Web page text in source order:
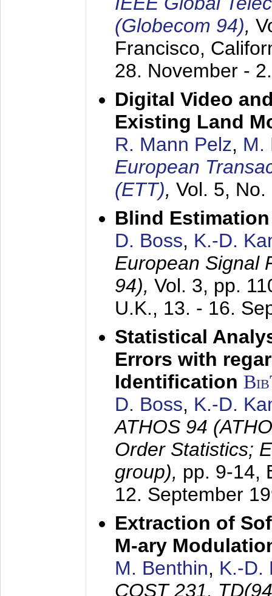
(Globecom 94),
Francisco,
28. November -
Digital Video
Existing Land
R. Mann Pelz, M.
European
(ETT), Vol. 5,
Blind
D. Boss, K.-D.
European Signal
94), Vol. 3, pp.
U.K., 13. - 16.
Statistical
Errors with
Identification
D. Boss, K.-D.
ATHOS 94
Order Statistics;
group), pp. 9-14,
12. September
Extraction of
M-ary
M. Benthin, K.-D.
COST 231,